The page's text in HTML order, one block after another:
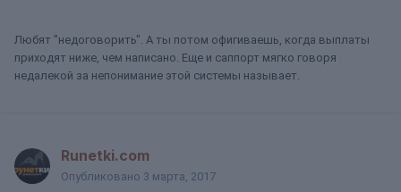
Любят "недоговорить". А ты потом офигиваешь, когда выплаты
приходят ниже, чем написано. Еще и саппорт мягко говоря
недалекой за непонимание этой системы называет.
Runetki.com
Опубликовано 3 марта, 2017